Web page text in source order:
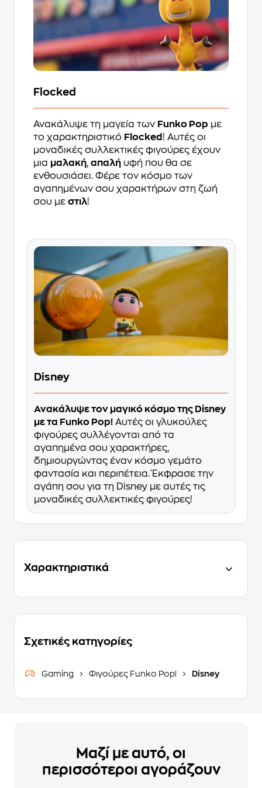
Flocked
Ανακάλυψε τη μαγεία των Funko Pop με
το χαρακτηριστικό Flocked ! Αυτές οι
μοναδικές συλλεκτικές φιγούρες έχουν
μια μαλακή, απαλή υφή που θα σε
ενθουσιάσει. Φέρε τον κόσμο των
αγαπημένων σου χαρακτήρων στη ζωή
σου με στιλ!
Disney
Ανακάλυψε τον μαγικό κόσμο της Disney
με τα Funko Pop! Αυτές οι γλυκούλες
φιγούρες συλλέγονται από τα
αγαπημένα σου χαρακτήρες,
δημιουργώντας έναν κόσμο γεμάτο
φαντασία και περιπέτεια. Έκφρασε την
αγάπη σου για τη Disney με αυτές τις
μοναδικές συλλεκτικές φιγούρες!
Χαρακτηριστικά
Σχετικές κατηγορίες
Gaming Φιγούρες Funko Pop! Disney
Μαζί με αυτό, οι
περισσότεροι αγοράζουν